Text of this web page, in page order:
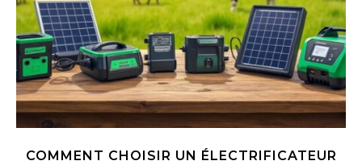
COMMENT CHOISIR UN ÉLECTRIFICATEUR